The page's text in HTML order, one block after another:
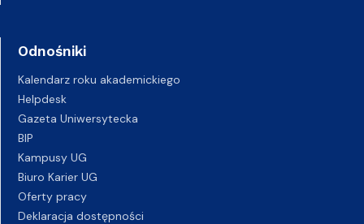
Odnośniki
Kalendarz roku akademickiego
Helpdesk
Gazeta Uniwersytecka
BIP
Kampusy UG
Biuro Karier UG
Oferty pracy
Deklaracja dostępności